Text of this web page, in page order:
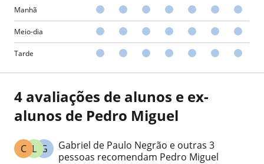
Manhã
Meio-dia
Tarde
4 avaliações de alunos e ex-
alunos de Pedro Miguel
G
L
C
Gabriel de Paulo Negrão e outras 3
pessoas recomendam Pedro Miguel